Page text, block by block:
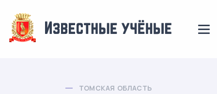
ТОМСКАЯ ОБЛАСТЬ